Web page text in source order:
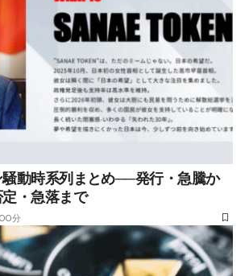
動時系列まとめ──発行・急騰か
・急落まで
分